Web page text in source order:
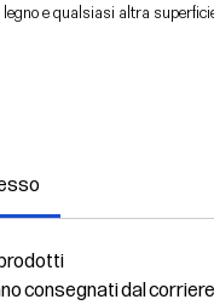
e qualsiasi altra
consegnati dal